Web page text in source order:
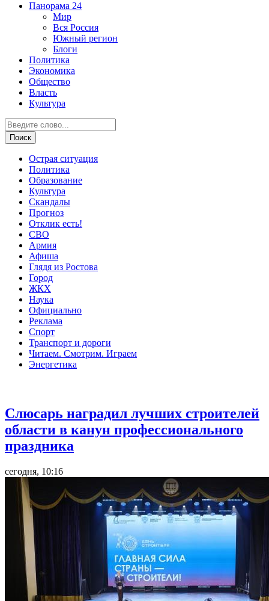
Панорама 24
Мир
Вся Россия
Южный регион
Блоги
Политика
Экономика
Общество
Власть
Культура
Острая ситуация
Политика
Образование
Культура
Скандалы
Прогноз
Отклик есть!
СВО
Армия
Афиша
Глядя из Ростова
Город
ЖКХ
Наука
Официально
Реклама
Спорт
Транспорт и дороги
Читаем. Смотрим. Играем
Энергетика
Слюсарь наградил лучших строителей
области в канун профессионального
праздника
сегодня, 10:16